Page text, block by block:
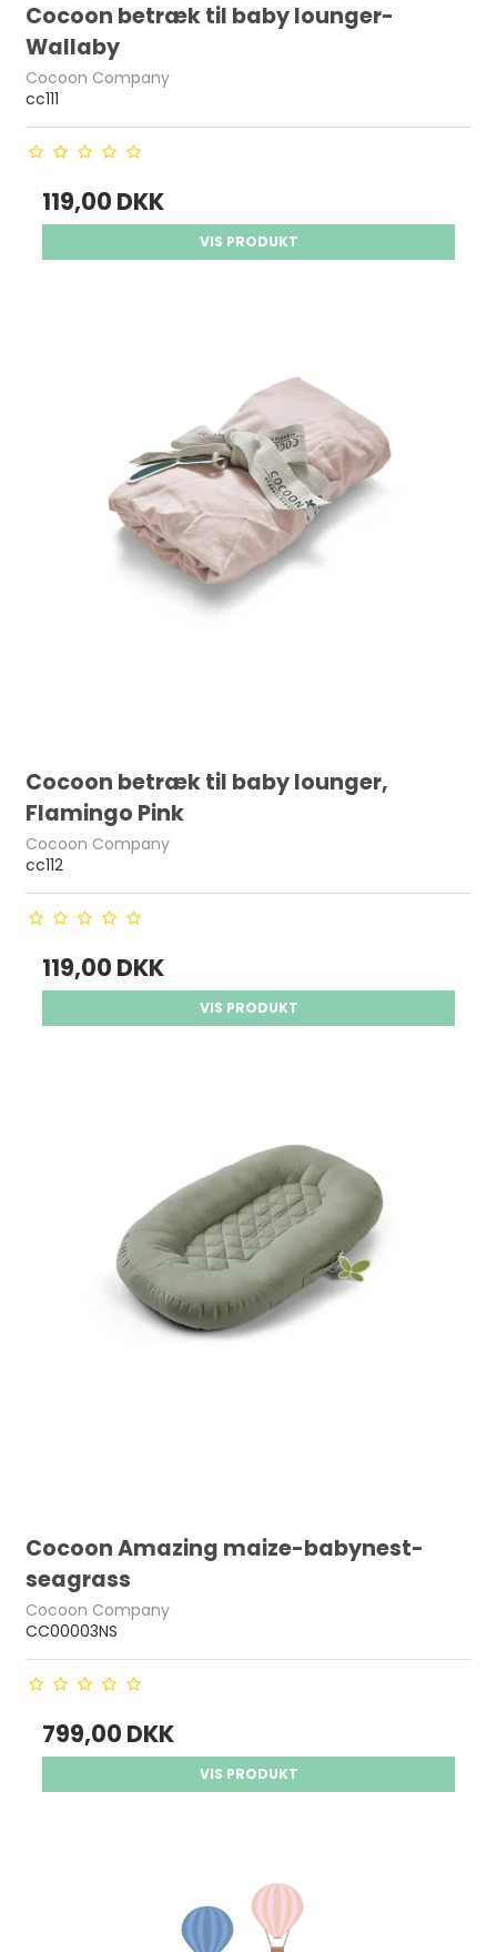
Cocoon betræk til baby lounger-
Wallaby
Cocoon Company
cc111
119,00 DKK
VIS PRODUKT
Cocoon betræk til baby lounger,
Flamingo Pink
Cocoon Company
cc112
119,00 DKK
VIS PRODUKT
Cocoon Amazing maize-babynest-
seagrass
Cocoon Company
CC00003NS
799,00 DKK
VIS PRODUKT